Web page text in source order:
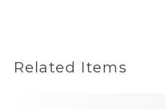
Related Items